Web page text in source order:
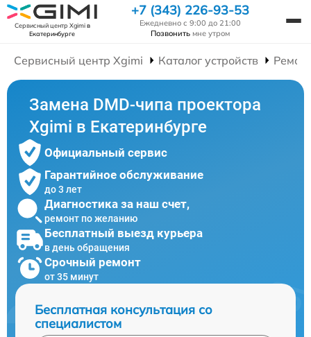
Сервисный центр Xgimiв
Екатеринбурге
+7 (343) 226-93-53
Ежедневно с 9:00 до 21:00
Позвонить мне утром
Сервисный центр Xgimi Каталог устройств
Замена DMD-чипа проектора
Xgimi в Екатеринбурге
Официальный сервис
Гарантийное обслуживание
до 3 лет
Диагностика за наш счет,
ремонт по желанию
Бесплатный выезд курьера
в день обращения
Срочный ремонт
от 35 минут
Бесплатная консультация со
специалистом